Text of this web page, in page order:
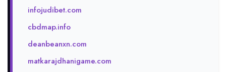
infojudibet.com
cbdmap.info
deanbeanxn.com
matkarajdhanigame.com